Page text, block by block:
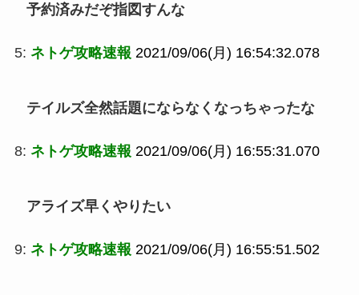
予約済みだぞ指図すんな
5: ネトゲ攻略速報 2021/09/06(月) 16:54:32.078
テイルズ全然話題にならなくなっちゃったな
8: ネトゲ攻略速報 2021/09/06(月) 16:55:31.070
アライズ早くやりたい
9: ネトゲ攻略速報 2021/09/06(月) 16:55:51.502